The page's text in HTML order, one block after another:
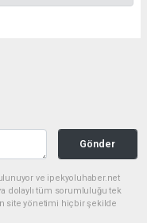
Gönder
ve ipekyoluhaber.net
dolaylı tüm sorumluluğu tek
site yönetimi hiçbir şekilde